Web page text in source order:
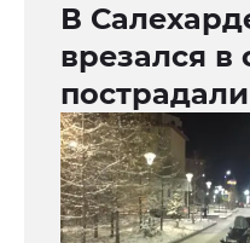
В
врезался в